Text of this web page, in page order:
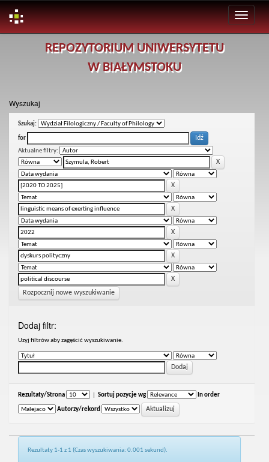
REPOZYTORIUM UNIWERSYTETU
W BIAŁYMSTOKU
Wyszukaj
Szukaj:
for
Aktualne filtry:
Rozpocznij nowe wyszukiwanie
Dodaj filtr:
Uzyj filtrów aby zagęścić wyszukiwanie.
Rezultaty/Strona Sortuj pozycje wg In order
Autorzy/rekord
Rezultaty 1-1 z 1 (Czas wyszukiwania: 0.001 sekund).